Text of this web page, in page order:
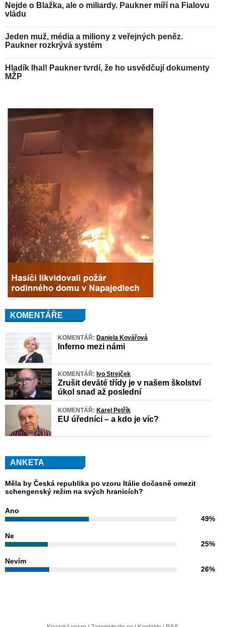
Nejde o Blažka, ale o miliardy. Paukner míří na Fialovu
vládu
Jeden muž, média a miliony z veřejných peněz.
Paukner rozkrývá systém
Hladík lhal! Paukner tvrdí, že ho usvědčují dokumenty
MŽP
KOMENTÁŘE
KOMENTÁŘ: Daniela Kovářová
Inferno mezi námi
KOMENTÁŘ: Ivo Strejček
Zrušit deváté třídy je v našem školství
úkol snad až poslední
KOMENTÁŘ: Karel Petřík
EU úředníci – a kdo je víc?
ANKETA
Měla by Česká republika po vzoru Itálie dočasně omezit
schengenský režim na svých hranicích?
Ano
49%
Ne
25%
Nevím
26%